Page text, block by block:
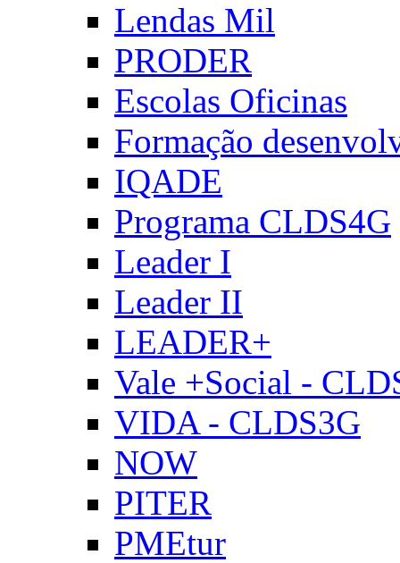
Lendas Mil
PRODER
Escolas Oficinas
Formação
IQADE
Programa CLDS4G
Leader I
Leader II
LEADER+
Vale +Social -
VIDA - CLDS3G
NOW
PITER
PMEtur